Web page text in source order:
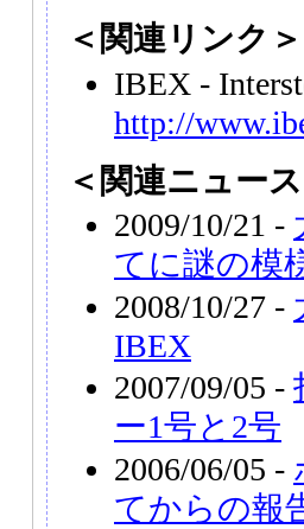
＜関連リンク＞
IBEX -
http://
＜関連ニュー
2009/10/21 -
てに謎の模
2008/10/27 -
IBEX
2007/09/05 -
ー1号と2号
2006/06/05 -
てからの報